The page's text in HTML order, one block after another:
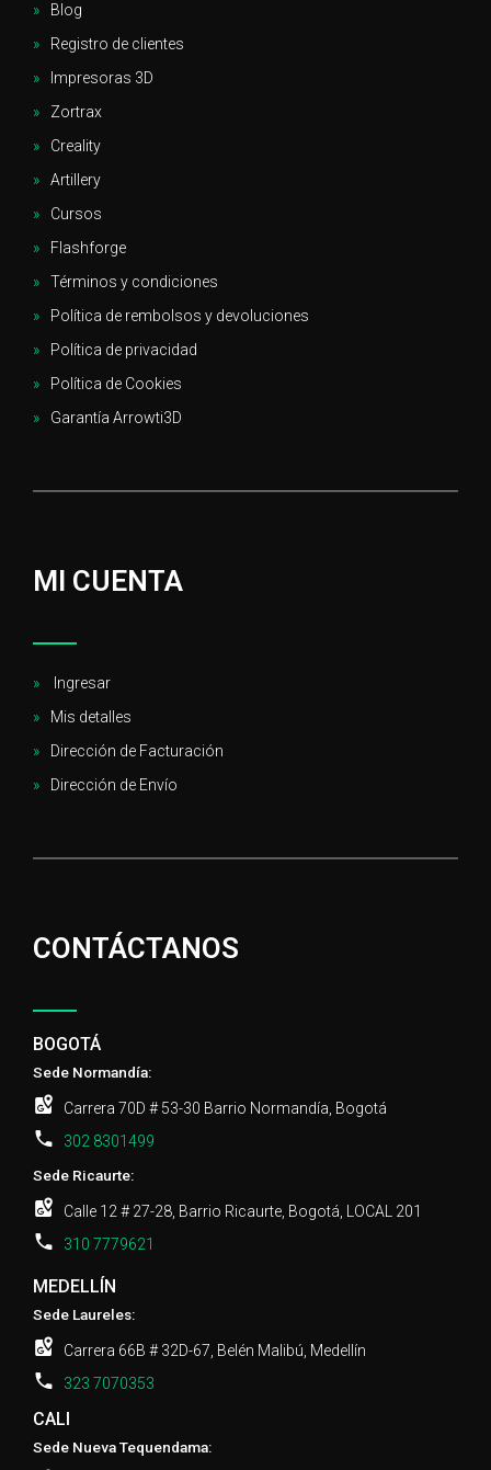
Blog
Registro de clientes
Impresoras 3D
Zortrax
Creality
Artillery
Cursos
Flashforge
Términos y condiciones
Política de rembolsos y devoluciones
Política de privacidad
Política de Cookies
Garantía Arrowti3D
MI CUENTA
Ingresar
Mis detalles
Dirección de Facturación
Dirección de Envío
CONTÁCTANOS
BOGOTÁ
Sede Normandía:
Carrera 70D # 53-30 Barrio Normandía, Bogotá
302 8301499
Sede Ricaurte:
Calle 12 # 27-28, Barrio Ricaurte, Bogotá, LOCAL 201
310 7779621
MEDELLÍN
Sede Laureles:
Carrera 66B # 32D-67, Belén Malibú, Medellín
323 7070353
CALI
Sede Nueva Tequendama: